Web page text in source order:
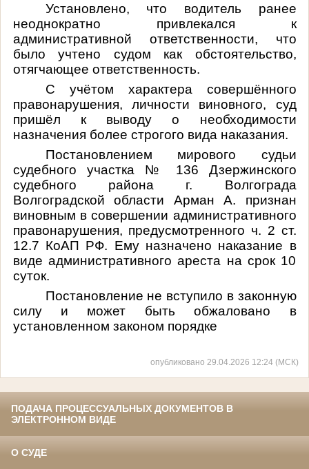
Установлено, что водитель ранее
неоднократно привлекался к
административной ответственности, что
было учтено судом как обстоятельство,
отягчающее ответственность.
С учётом характера совершённого
правонарушения, личности виновного, суд
пришёл к выводу о необходимости
назначения более строгого вида наказания.
Постановлением мирового судьи
судебного участка № 136 Дзержинского
судебного района г. Волгограда
Волгоградской области Арман А. признан
виновным в совершении административного
правонарушения, предусмотренного ч. 2 ст.
12.7 КоАП РФ. Ему назначено наказание в
виде административного ареста на срок 10
суток.
Постановление не вступило в законную
силу и может быть обжаловано в
установленном законом порядке
опубликовано 29.04.2026 12:24 (МСК)
ПОДАЧА ПРОЦЕССУАЛЬНЫХ ДОКУМЕНТОВ В
ЭЛЕКТРОННОМ ВИДЕ
О СУДЕ